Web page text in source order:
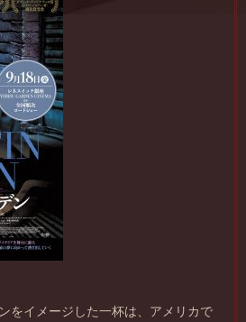
をイメージした一杯は、アメリカで